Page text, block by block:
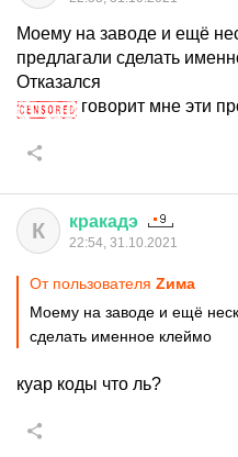
Моему на заводе и ещё
предлагали сделать
Отказался
говорит мне эти
К кракадэ
22:54, 31.10.2021
От пользователя Zима
Моему на заводе и ещё
сделать именное клеймо
куар коды что ль?